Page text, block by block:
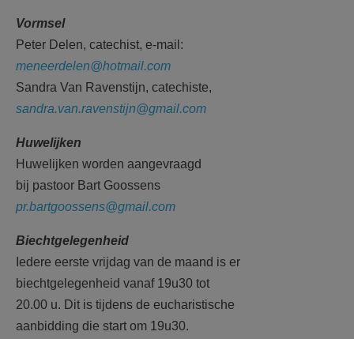
Vormsel
Peter Delen, catechist, e-mail:
meneerdelen@hotmail.com
Sandra Van Ravenstijn, catechiste,
sandra.van.ravenstijn@gmail.com
Huwelijken
Huwelijken worden aangevraagd
bij pastoor Bart Goossens
pr.bartgoossens@gmail.com
Biechtgelegenheid
Iedere eerste vrijdag van de maand is er
biechtgelegenheid vanaf 19u30 tot
20.00 u. Dit is tijdens de eucharistische
aanbidding die start om 19u30.